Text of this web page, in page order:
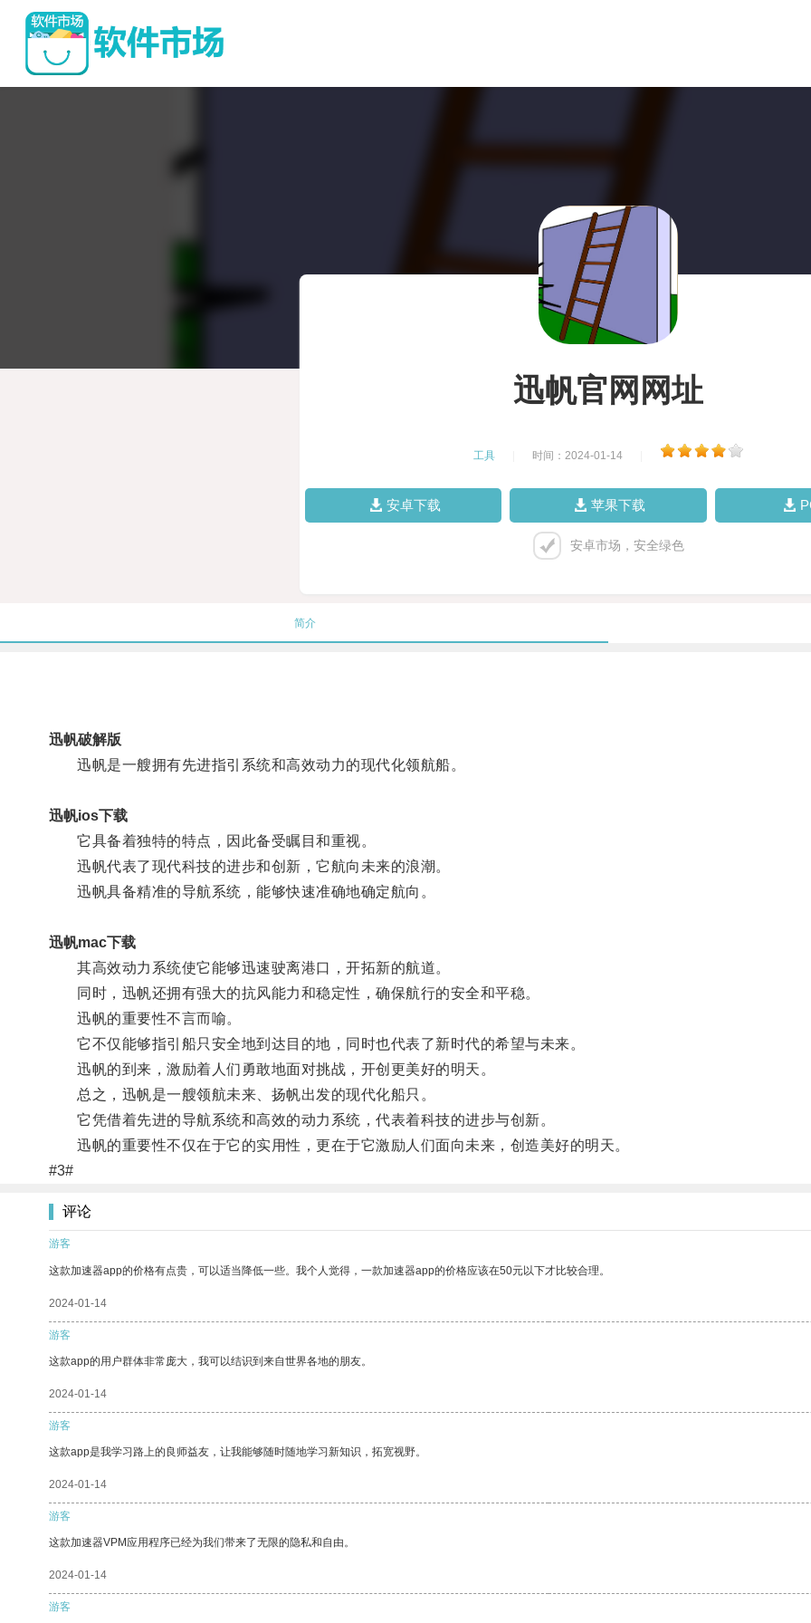
迅帆官网网址
工具 时间：2024-01-14
安卓下载 苹果下载
安卓市场，安全绿色
简介
迅帆破解版
迅帆是一艘拥有先进指引系统和高效动力的现代化领航船。
迅帆ios下载
它具备着独特的特点，因此备受瞩目和重视。
迅帆代表了现代科技的进步和创新，它航向未来的浪潮。
迅帆具备精准的导航系统，能够快速准确地确定航向。
迅帆mac下载
其高效动力系统使它能够迅速驶离港口，开拓新的航道。
同时，迅帆还拥有强大的抗风能力和稳定性，确保航行的安全和平稳。
迅帆的重要性不言而喻。
它不仅能够指引船只安全地到达目的地，同时也代表了新时代的希望与未来。
迅帆的到来，激励着人们勇敢地面对挑战，开创更美好的明天。
总之，迅帆是一艘领航未来、扬帆出发的现代化船只。
它凭借着先进的导航系统和高效的动力系统，代表着科技的进步与创新。
迅帆的重要性不仅在于它的实用性，更在于它激励人们面向未来，创造美好的明天。
#3#
评论
游客
这款加速器app的价格有点贵，可以适当降低一些。我个人觉得，一款加速器app的价格应该在50元以下才比较合理。
2024-01-14
游客
这款app的用户群体非常庞大，我可以结识到来自世界各地的朋友。
2024-01-14
游客
这款app是我学习路上的良师益友，让我能够随时随地学习新知识，拓宽视野。
2024-01-14
游客
这款加速器VPM应用程序已经为我们带来了无限的隐私和自由。
2024-01-14
游客